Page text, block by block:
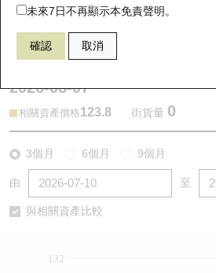
未來7日不再顯示本免責聲明。
確認 取消
56228 瑞銀牛證 9988 阿
2026-08-07
相關資產價格123.8 街貨量 0
3個月 6個月 9個月
由 至
與相關資產比較
132
即將到期認股證
認股證到期結算價查詢
認股證分析儀
認股證/牛熊證日誌
牛熊證街貨分佈圖
正股牛熊證列表
新發行瑞銀牛熊證
牛熊證到期結算價查詢
十天股證佔大市成交
資金流
街貨統計
恒指成份股
國指成份股
科指成份股
中資ETFs溢價比較
講座及教育短片
認股證投資者教育
牛熊證投資者教育